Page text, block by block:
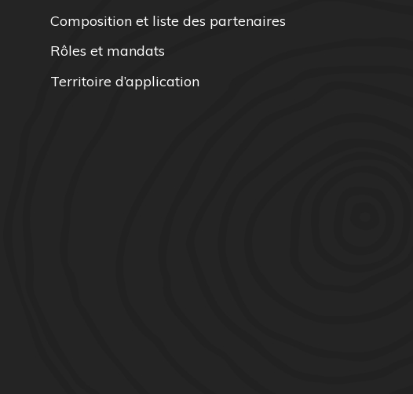
Composition et liste des partenaires
Rôles et mandats
Territoire d’application